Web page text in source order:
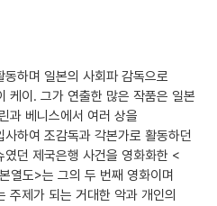
하며 일본의 사회파 감독으로
케이. 그가 연출한 많은 작품은 일본
과 베니스에서 여러 상을
하여 조감독과 각본가로 활동하던
던 제국은행 사건을 영화화한 <
열도>는 그의 두 번째 영화이며
주제가 되는 거대한 악과 개인의